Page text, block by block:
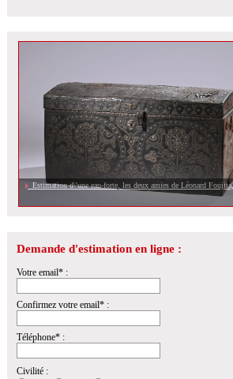
Estimation d\'une eau-forte, les deux amies de Léonard
Demande d'estimation en ligne :
Votre email* :
Confirmez votre email* :
Téléphone* :
Civilité :